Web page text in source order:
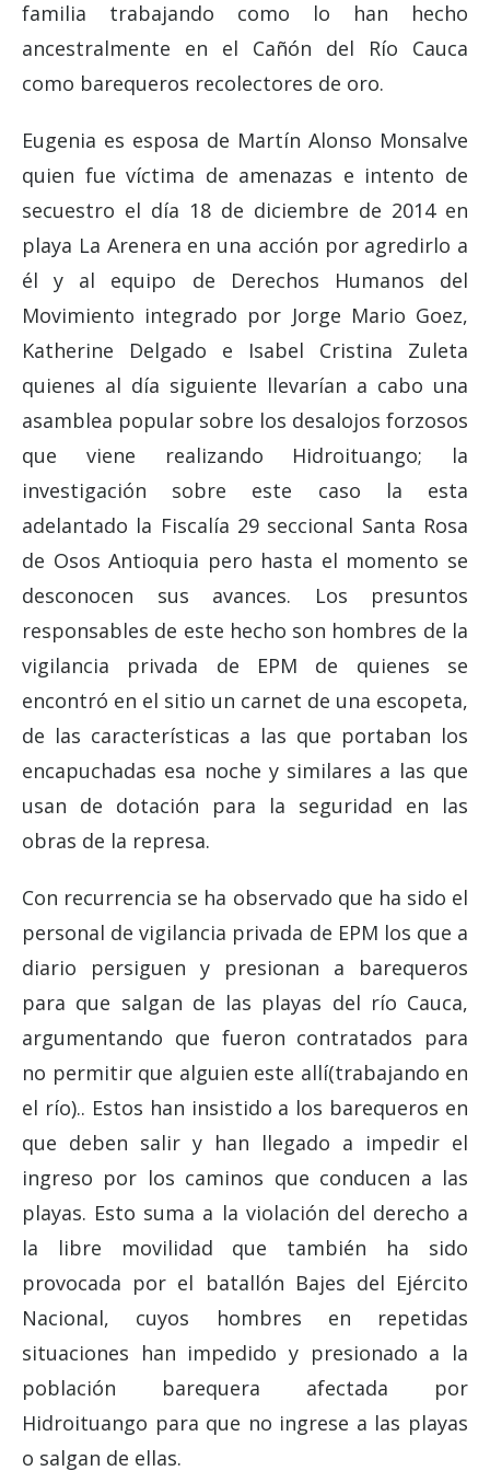
familia trabajando como lo han hecho
ancestralmente en el Cañón del Río Cauca
como barequeros recolectores de oro.
Eugenia es esposa de Martín Alonso Monsalve
quien fue víctima de amenazas e intento de
secuestro el día 18 de diciembre de 2014 en
playa La Arenera en una acción por agredirlo a
él y al equipo de Derechos Humanos del
Movimiento integrado por Jorge Mario Goez,
Katherine Delgado e Isabel Cristina Zuleta
quienes al día siguiente llevarían a cabo una
asamblea popular sobre los desalojos forzosos
que viene realizando Hidroituango; la
investigación sobre este caso la esta
adelantado la Fiscalía 29 seccional Santa Rosa
de Osos Antioquia pero hasta el momento se
desconocen sus avances. Los presuntos
responsables de este hecho son hombres de la
vigilancia privada de EPM de quienes se
encontró en el sitio un carnet de una escopeta,
de las características a las que portaban los
encapuchadas esa noche y similares a las que
usan de dotación para la seguridad en las
obras de la represa.
Con recurrencia se ha observado que ha sido el
personal de vigilancia privada de EPM los que a
diario persiguen y presionan a barequeros
para que salgan de las playas del río Cauca,
argumentando que fueron contratados para
no permitir que alguien este allí(trabajando en
el río).. Estos han insistido a los barequeros en
que deben salir y han llegado a impedir el
ingreso por los caminos que conducen a las
playas. Esto suma a la violación del derecho a
la libre movilidad que también ha sido
provocada por el batallón Bajes del Ejército
Nacional, cuyos hombres en repetidas
situaciones han impedido y presionado a la
población barequera afectada por
Hidroituango para que no ingrese a las playas
o salgan de ellas.